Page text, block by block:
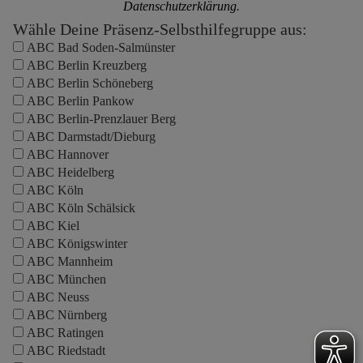
Datenschutzerklärung.
Wähle Deine Präsenz-Selbsthilfegruppe aus:
ABC Bad Soden-Salmünster
ABC Berlin Kreuzberg
ABC Berlin Schöneberg
ABC Berlin Pankow
ABC Berlin-Prenzlauer Berg
ABC Darmstadt/Dieburg
ABC Hannover
ABC Heidelberg
ABC Köln
ABC Köln Schälsick
ABC Kiel
ABC Königswinter
ABC Mannheim
ABC München
ABC Neuss
ABC Nürnberg
ABC Ratingen
ABC Riedstadt